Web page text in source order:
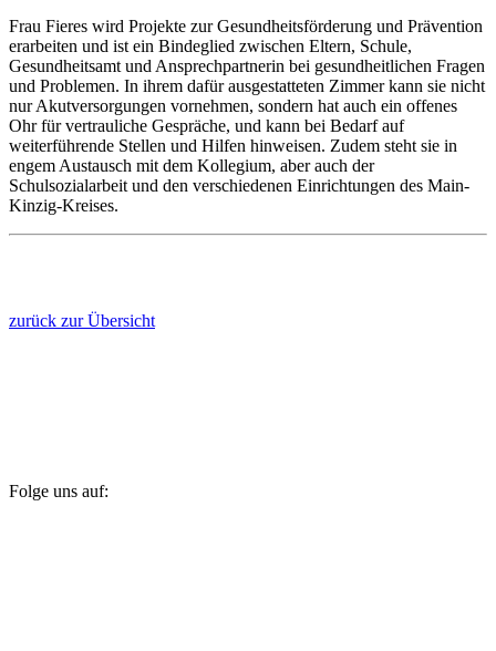
Frau Fieres wird Projekte zur Gesundheitsförderung und Prävention
erarbeiten und ist ein Bindeglied zwischen Eltern, Schule,
Gesundheitsamt und Ansprechpartnerin bei gesundheitlichen Fragen
und Problemen. In ihrem dafür ausgestatteten Zimmer kann sie nicht
nur Akutversorgungen vornehmen, sondern hat auch ein offenes
Ohr für vertrauliche Gespräche, und kann bei Bedarf auf
weiterführende Stellen und Hilfen hinweisen. Zudem steht sie in
engem Austausch mit dem Kollegium, aber auch der
Schulsozialarbeit und den verschiedenen Einrichtungen des Main-
Kinzig-Kreises.
zurück zur Übersicht
Folge uns auf: